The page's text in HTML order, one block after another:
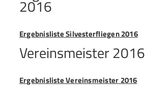
2016
Ergebnisliste Silvesterfliegen 2016
Vereinsmeister 2016
Ergebnisliste Vereinsmeister 2016